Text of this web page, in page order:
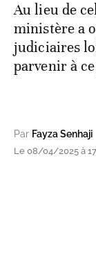
Au lieu de
ministère a
judiciaires
parvenir à
Par Fayza Senhaji
Le 08/04/2025 à